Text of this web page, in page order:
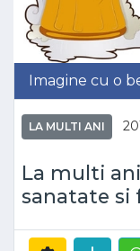
Imagine cu o
LA MULTI ANI
La multi
sanatate si